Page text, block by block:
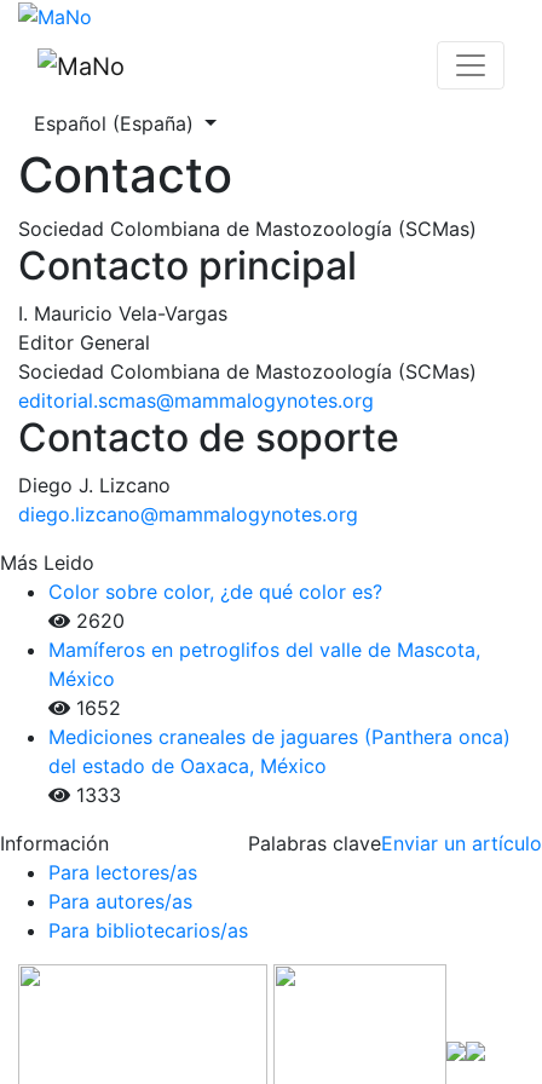
Contacto
Cambiar el idioma. El actual es:
Español (España)
Contacto
Sociedad Colombiana de Mastozoología (SCMas)
Contacto principal
I. Mauricio Vela-Vargas
Editor General
Sociedad Colombiana de Mastozoología (SCMas)
editorial.scmas@mammalogynotes.org
Contacto de soporte
Diego J. Lizcano
diego.lizcano@mammalogynotes.org
Más Leido
Color sobre color, ¿de qué color es?
2620
Mamíferos en petroglifos del valle de Mascota,
México
1652
Mediciones craneales de jaguares (Panthera onca)
del estado de Oaxaca, México
1333
Información
Para lectores/as
Para autores/as
Para bibliotecarios/as
Palabras claveEnviar un artículo